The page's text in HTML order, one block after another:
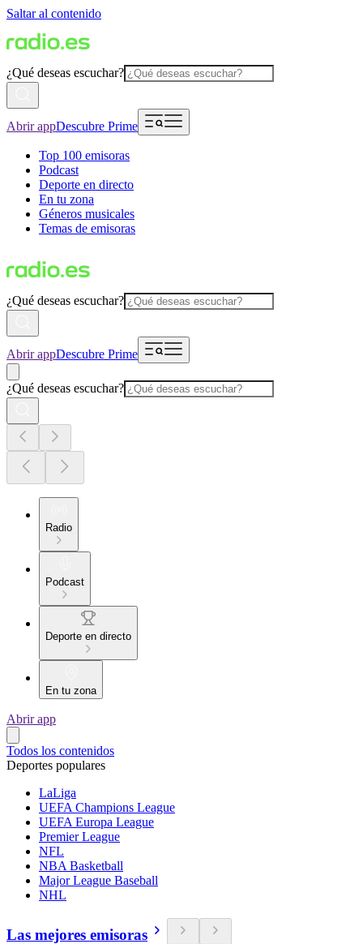
Saltar al contenido
¿Qué deseas escuchar?
Abrir appDescubre Prime
Top 100 emisoras
Podcast
Deporte en directo
En tu zona
Géneros musicales
Temas de emisoras
¿Qué deseas escuchar?
Abrir appDescubre Prime
¿Qué deseas escuchar?
Radio
Podcast
Deporte en directo
En tu zona
Abrir app
Todos los contenidos
Deportes populares
LaLiga
UEFA Champions League
UEFA Europa League
Premier League
NFL
NBA Basketball
Major League Baseball
NHL
Las mejores emisoras